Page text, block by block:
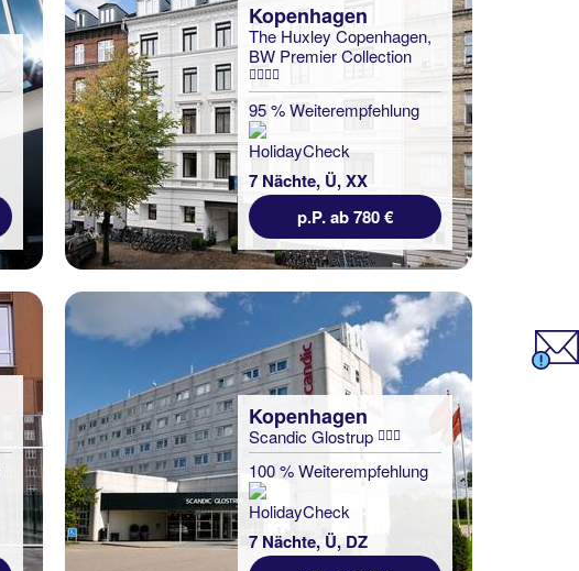
Kopenhagen
The Huxley Copenhagen,
BW Premier Collection
95 % Weiterempfehlung
7 Nächte, Ü, XX
p.P. ab 780 €
Kopenhagen
Scandic Glostrup
100 % Weiterempfehlung
7 Nächte, Ü, DZ